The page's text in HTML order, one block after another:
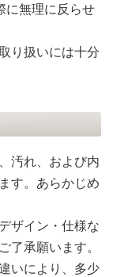
に無理に反らせ
り扱いには十分
汚れ、および内
す。あらかじめ
ザイン・仕様な
了承願います。
いにより、多少